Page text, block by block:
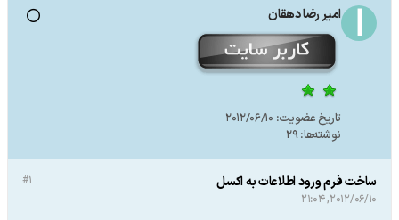
امیر رضا دهقان
تاریخ عضویت: 2012/06/10
نوشته‌ها:29
#1 ساخت فرم ورود اطلاعات به اکسل
2012/06/10, 21:04